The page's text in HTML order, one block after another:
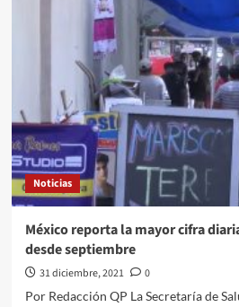
nuevo
aumento
en
2022
a
quienes
cuentan
con
la
Beca
Juárez
Noticias
México reporta la mayor cifra
desde septiembre
31 diciembre, 2021
0
Por Redacción QP La Secretaría de